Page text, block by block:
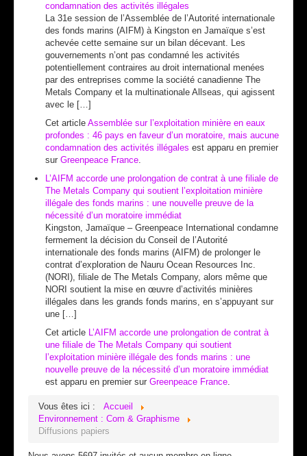
condamnation des activités illégales
La 31e session de l’Assemblée de l’Autorité internationale
des fonds marins (AIFM) à Kingston en Jamaïque s’est
achevée cette semaine sur un bilan décevant. Les
gouvernements n’ont pas condamné les activités
potentiellement contraires au droit international menées
par des entreprises comme la société canadienne The
Metals Company et la multinationale Allseas, qui agissent
avec le […]
Cet article Assemblée sur l’exploitation minière en eaux
profondes : 46 pays en faveur d’un moratoire, mais aucune
condamnation des activités illégales est apparu en premier
sur Greenpeace France.
L’AIFM accorde une prolongation de contrat à une filiale de
The Metals Company qui soutient l’exploitation minière
illégale des fonds marins : une nouvelle preuve de la
nécessité d’un moratoire immédiat
Kingston, Jamaïque – Greenpeace International condamne
fermement la décision du Conseil de l’Autorité
internationale des fonds marins (AIFM) de prolonger le
contrat d’exploration de Nauru Ocean Resources Inc.
(NORI), filiale de The Metals Company, alors même que
NORI soutient la mise en œuvre d’activités minières
illégales dans les grands fonds marins, en s’appuyant sur
une […]
Cet article L’AIFM accorde une prolongation de contrat à
une filiale de The Metals Company qui soutient
l’exploitation minière illégale des fonds marins : une
nouvelle preuve de la nécessité d’un moratoire immédiat
est apparu en premier sur Greenpeace France.
Vous êtes ici :
Accueil
Environnement : Com & Graphisme
Diffusions papiers